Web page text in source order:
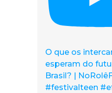
O que os
esperam do
Brasil? |
#festivalteen